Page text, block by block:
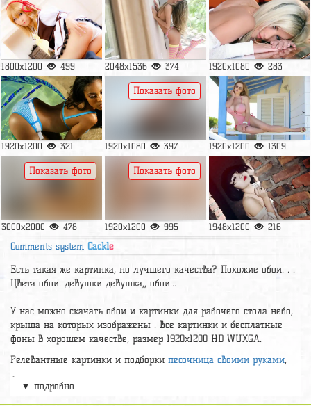
1800x1200 499 2048x1536 374 1920x1080 283
1920x1200 321 1920x1080 397
Показать фото
1920x1200 1309
3000x2000 478
Показать фото
1920x1200 995
Показать фото
1948x1200 216
Comments system Cackle
Есть такая же картинка, но лучшего качества? Похожие обои. . .
Цвета обои. девушки девушка,, обои...
У нас можно скачать обои и картинки для рабочего стола небо,
крыша на которых изображены . Все картинки и бесплатные
фоны в хорошем качестве, размер 1920x1200 HD WUXGA.
Релевантные картинки и подборки песочница своими руками,
А так же можно найти много других картинок на нужную тему
обои Девушки
▼ подробно